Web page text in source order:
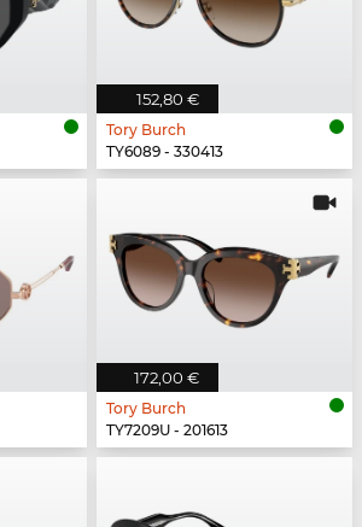
152,80 €
Tory Burch
TY6089 - 330413
172,00 €
Tory Burch
TY7209U - 201613